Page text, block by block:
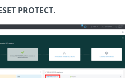
PROTECT.